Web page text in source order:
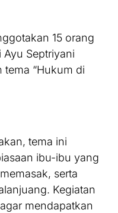
15 orang
Septriyani
“Hukum di
tema ini
ibu-ibu yang
serta
Kegiatan
mendapatkan